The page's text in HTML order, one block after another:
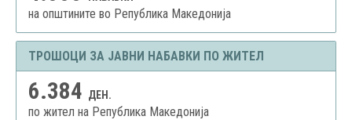
на општините во Република Македонија
ТРОШОЦИ ЗА ЈАВНИ НАБАВКИ ПО ЖИТЕЛ
6.384 ДЕН.
по жител на Република Македонија